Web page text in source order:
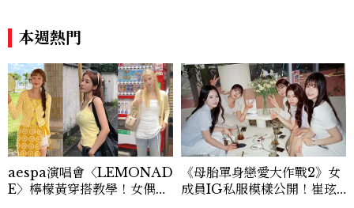
本週熱門
aespa演唱會〈LEMONAD
E〉檸檬黃穿搭教學！女偶像
《母胎單身戀愛大作戰2》女
成員IG私服模樣公開！崔玹